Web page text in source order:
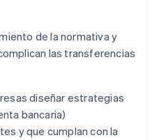
de la normativa y
las transferencias
diseñar estrategias
bancaria)
y que cumplan con la